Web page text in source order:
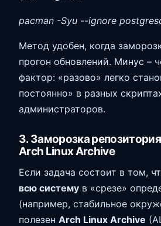
pacman -Syu --ignore
Метод удобен, когда
прогон обновлений. Минус –
фактор: «разово» легко
постоянно» в разных
администраторов.
3. Заморозка
Arch Linux Archive
Если задача состоит в том,
всю систему в «срезе»
(например, стабильное
полезен Arch Linux Archive